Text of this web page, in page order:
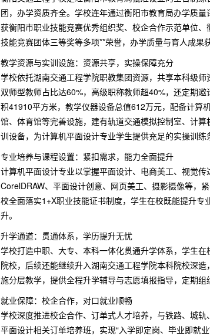
团，办学资质齐全。学校连年通过衡阳市教育局办学质
获衡阳市职业技能竞赛优秀组织奖、校企合作示范单位
技能竞赛团体三等奖等多项**荣誉，办学质量与育人成果
教学资源与实训设施：资源共享，实操保障充分
学校依托湖南交通工程学院职教集团资源，共享本科级
双师型教师占比达60%，高级职称教师超40%，还定期
积41910平方米，教学仪器设备总值612万元，配备计算
馆、体育馆等完善设施，建有轨道交通模拟控制室、计
训设备，为计算机平面设计专业学生提供充足的实操训练
专业培养与课程设置：紧扣需求，能力全面提升
计算机平面设计专业以掌握平面设计、电商美工、视觉传
CorelDRAW、平面设计创意、网页美工、摄影摄像等，
校全面落实1+X职业技能证书制度，学生在校既能提升
升。
升学通道：贯通体系，学历提升无忧
学校打造中职、大专、本科一体化贯通升学体系，学生
院校，后续还能继续升入湖南交通工程学院本科院校深
施分层教学，提供全程升学辅导与志愿填报指导，定期组
就业保障：校企合作，对口就业顺畅
学校深度推进校企合作、订单式人才培养，与铁路、城
平面设计相关订单培养班，实现“入学即定岗、毕业即就